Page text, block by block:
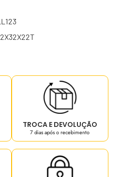
TROCA E DEVOLUÇÃO
7 dias após o recebimento